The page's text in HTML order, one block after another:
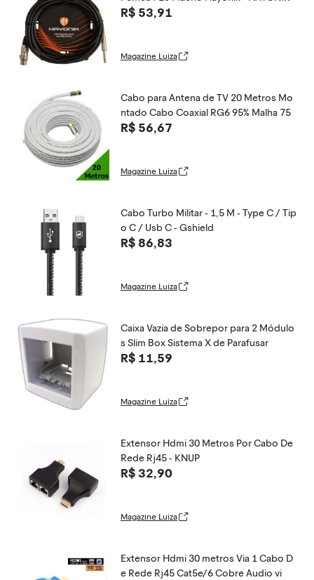
R$ 53,91
Magazine Luiza
Cabo para Antena de TV 20 Metros Mo
ntado Cabo Coaxial RG6 95% Malha 75
R$ 56,67
Magazine Luiza
Cabo Turbo Militar - 1,5 M - Type C / Tip
o C / Usb C - Gshield
R$ 86,83
Magazine Luiza
Caixa Vazia de Sobrepor para 2 Módulo
s Slim Box Sistema X de Parafusar
R$ 11,59
Magazine Luiza
Extensor Hdmi 30 Metros Por Cabo De
Rede Rj45 - KNUP
R$ 32,90
Magazine Luiza
Extensor Hdmi 30 metros Via 1 Cabo D
e Rede Rj45 Cat5e/6 Cobre Audio vi